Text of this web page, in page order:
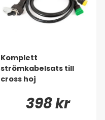
Komplett
strömkabelsats till
cross hoj
398 kr